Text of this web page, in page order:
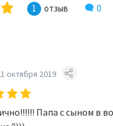
1 отзыв 0
октября 2019
Папа с сыном в